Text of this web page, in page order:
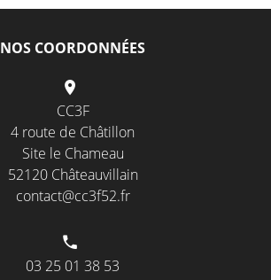
NOS COORDONNÉES
CC3F
4 route de Châtillon
Site le Chameau
52120 Châteauvillain
contact@cc3f52.fr
03 25 01 38 53